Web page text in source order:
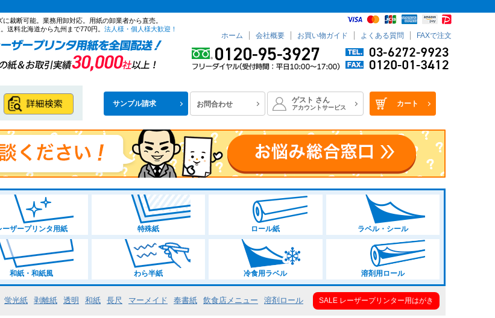
裁断可能。業務用卸対応。用紙の卸業者から直売。
送料北海道から九州まで770円。 法人様・個人様大歓迎！
ホーム 会社概要 お買い物ガイド よくある質問 FAXで注文
サンプル請求 お問合わせ ゲスト さん
アカウントサービス カート
ーザープリンタ用紙 特殊紙 ロール紙 ラベル・シール
和紙・和紙風 わら半紙 冷食用ラベル 溶剤用ロール
蛍光紙 剥離紙 透明 和紙 長尺 マーメイド 奉書紙 飲食店メニュー 溶剤ロール SALE レーザープリンター用はがき